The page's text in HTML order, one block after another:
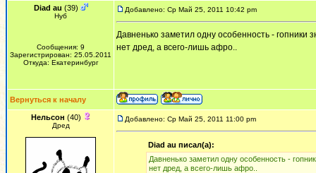
Diad au (39)
Нуб
Сообщения: 9
Зарегистрирован: 25.05.2011
Откуда: Екатеринбург
Добавлено: Ср Май 25, 2011 10:42 pm
Давненько заметил одну особенность - гопники
нет дред, а всего-лишь афро..
Вернуться к началу
Нельсон (40)
Дред
Добавлено: Ср Май 25, 2011 11:00 pm
Diad au писал(а):
Давненько заметил одну особенность -
нет дред, а всего-лишь афро..